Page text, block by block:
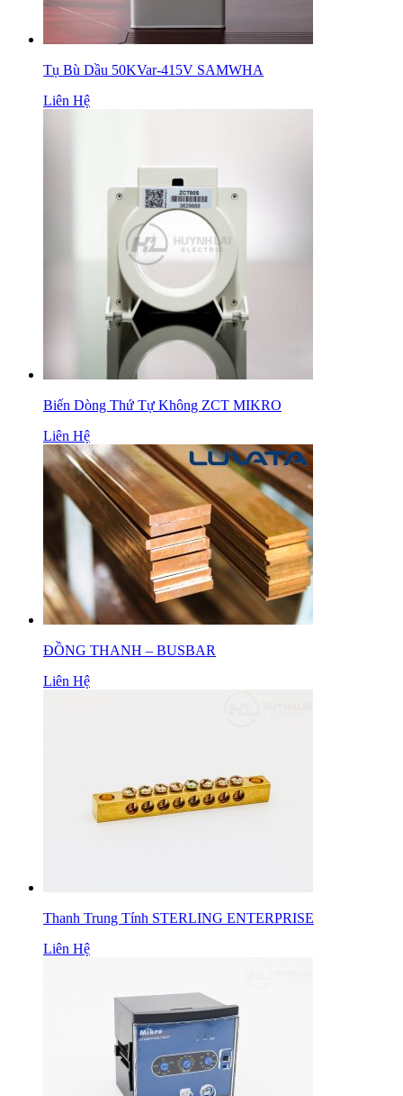
Tụ Bù Dầu 50KVar-415V SAMWHA
Liên Hệ
Biến Dòng Thứ Tự Không ZCT MIKRO
Liên Hệ
ĐỒNG THANH – BUSBAR
Liên Hệ
Thanh Trung Tính STERLING ENTERPRISE
Liên Hệ